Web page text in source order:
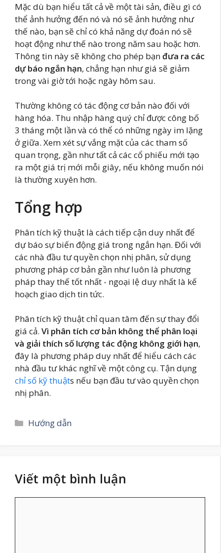
Mặc dù bạn hiểu tất cả về một tài sản, điều gì có
thể ảnh hưởng đến nó và nó sẽ ảnh hưởng như
thế nào, bạn sẽ chỉ có khả năng dự đoán nó sẽ
hoạt động như thế nào trong năm sau hoặc hơn.
Thông tin này sẽ không cho phép bạnđưa ra các
dự báo ngắn hạn, chẳng hạn như giá sẽ giảm
trong vài giờ tới hoặc ngày hôm sau.
Thường không có tác động cơ bản nào đối với
hàng hóa. Thu nhập hàng quý chỉ được công bố
3 tháng một lần và có thể có những ngày im lặng
ở giữa. Xem xét sự vắng mặt của các tham số
quan trọng, gần như tất cả các cổ phiếu mới tạo
ra một giá trị mới mỗi giây, nếu không muốn nói
là thường xuyên hơn.
Tổng hợp
Phân tích kỹ thuật là cách tiếp cận duy nhất để
dự báo sự biến động giá trong ngắn hạn. Đối với
các nhà đầu tư quyền chọn nhị phân, sử dụng
phương pháp cơ bản gần như luôn là phương
pháp thay thế tốt nhất - ngoại lệ duy nhất là kế
hoạch giao dịch tin tức.
Phân tích kỹ thuật chỉ quan tâm đến sự thay đổi
giá cả. Vì phân tích cơ bản không thể phân loại
và giải thích số lượng tác động không giới hạn,
đây là phương pháp duy nhất để hiểu cách các
nhà đầu tư khác nghĩ về một công cụ. Tận dụng
chỉ số kỹ thuậts nếu bạn đầu tư vào quyền chọn
nhị phân.
Danh
Hướng dẫn
Viết một bình luận